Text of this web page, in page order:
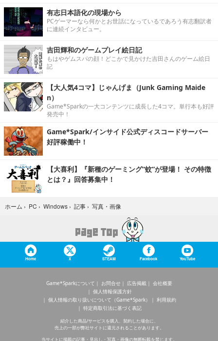
有志日本語化の現場から
PCゲーマーなら何かとお世話になっているであろう有志翻訳者
に連続インタビュー。
吉田輝和のゲームプレイ絵日記
もはやゲムスパの顔！どこかで見かけた吉田さんのゲーム絵日
記
【大人気4コマ】じゃんげま（Junk Gaming Maide
n）
Game*Sparkの一大コンテンツに成長した4コマ。単行本も好評
発売中！
Game*Spark/インサイド公式ディスコードサーバー
好評稼働中！
【大喜利】『新種のゲーミング“蚊”が登場！ その特徴
とは？』回答募集中！
ホーム › PC › Windows › 記事 › 写真・画像
Home X STEAM Facebook YouTube
Game*Sparkについて お問合せ 広告掲載
会社概要
個人情報保護方針
個人情報の取り扱いについて（Game*Spark）
利用規約
特定商取引法に基づく表記
紹介した商品/サービスを購入、契約した場合に、
売上の一部が弊社サイトに還元されることがあります。
当サイトに掲載の記事・見出し・写真・画像の無断転載を禁じます。